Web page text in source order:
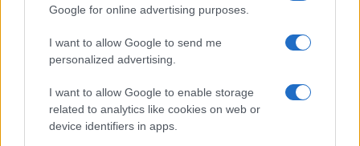
Google for online advertising purposes.
I want to allow Google to send me
personalized advertising.
I want to allow Google to enable storage
related to analytics like cookies on web or
device identifiers in apps.
Vuoi rimanere sempre aggiornato?